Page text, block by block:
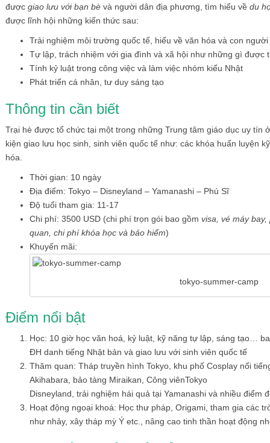
được giao lưu với bạn bèvà người dân địa phương, tìm hiểu về du
được lĩnh hội những kiến thức sau:
Trải nghiệm môi trường quốc tế, hiểu về văn hóa và con
Tự lập, trách nhiệm với gia đình và xã hội như những gì được
Tính kỷ luật trong công việc và làm việc nhóm kiểu Nhật
Phát triển cá nhân, tư duy sáng tạo
Thông tin cần biết
Trại hè được tổ chức tại một trong những Trung tâm giáo dục uy tín
kiện giao lưu học sinh, sinh viên quốc tế như: các khóa huấn luyện
hóa.
Thời gian: 10 ngày
Địa điểm: Tokyo – Disneyland – Yamanashi – Phú Sĩ
Độ tuổi tham gia: 11-17
Chi phí: 3500 USD (chi phí trọn gói bao gồm visa, vé máy
quan, chi phí khóa học và bảo hiểm)
Khuyến mãi:
tokyo-summer-camp
Điểm nổi bật
Học: 10 giờ học văn hoá, kỷ luật, kỹ năng tự lập, sáng tạo…
ĐH danh tiếng Nhật bản và giao lưu với sinh viên quốc tế
Thăm quan: Tháp truyền hình Tokyo, khu phố Cosplay nổi
Akihabara, bảo tàng Miraikan, Công viênTokyo
Disneyland, trải nghiệm hái quả tại Yamanashi và nhiều điểm
Hoạt động ngoại khoá: Học thư pháp, Origami, tham gia các
như nhảy, xây tháp mỳ Ý etc., nâng cao tinh thần hoạt động